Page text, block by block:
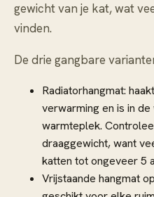
gewicht van je kat, wat
vinden.
De drie gangbare
Radiatorhangmat:
verwarming en is in
warmteplek.
draaggewicht, want
katten tot ongeveer 5
Vrijstaande hangmat